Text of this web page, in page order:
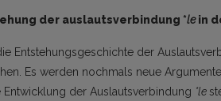
der auslautsverbindung *lein
Entstehungsgeschichte der
Es werden nochmals neue
Entwicklung der Auslautsverbindung *le